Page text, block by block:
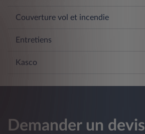
Couverture vol et incendie
Entretiens
Kasco
Demander un devis